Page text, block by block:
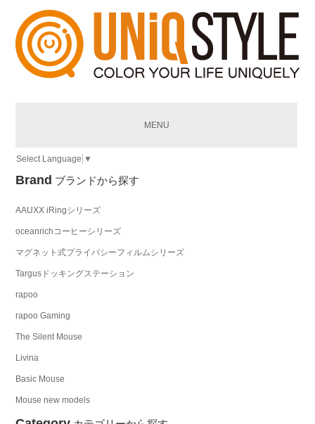
MENU
Select Language ▼
Brand ブランドから探す
AAUXX iRingシリーズ
oceanrichコーヒーシリーズ
マグネット式プライバシーフィルムシリーズ
Targusドッキングステーション
rapoo
rapoo Gaming
The Silent Mouse
Livina
Basic Mouse
Mouse new models